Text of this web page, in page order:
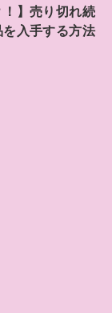
】売り切れ続
入手する方法